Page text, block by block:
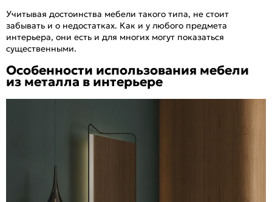
Учитывая достоинства мебели такого типа, не стоит
забывать и о недостатках. Как и у любого предмета
интерьера, они есть и для многих могут показаться
существенными.
Особенности использования мебели
из металла в интерьере